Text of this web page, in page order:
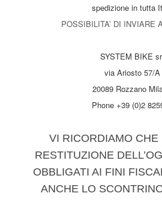
spedizione in tutta
POSSIBILITA’ DI INVIARE
SYSTEM BIKE
via Ariosto 57/A
20089 Rozzano
Phone +39 (0)2
VI RICORDIAMO CHE
RESTITUZIONE
OBBLIGATI AI FINI
ANCHE LO